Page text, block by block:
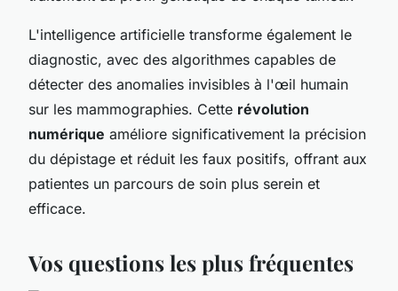
L'intelligence artificielle transforme également le
diagnostic, avec des algorithmes capables de
détecter des anomalies invisibles à l'œil humain
sur les mammographies. Cette révolution
numérique améliore significativement la précision
du dépistage et réduit les faux positifs, offrant aux
patientes un parcours de soin plus serein et
efficace.
Vos questions les plus fréquentes